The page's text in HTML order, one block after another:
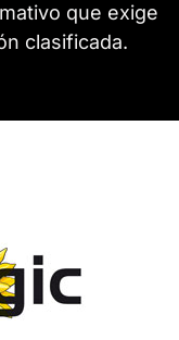
que exige
clasificada.